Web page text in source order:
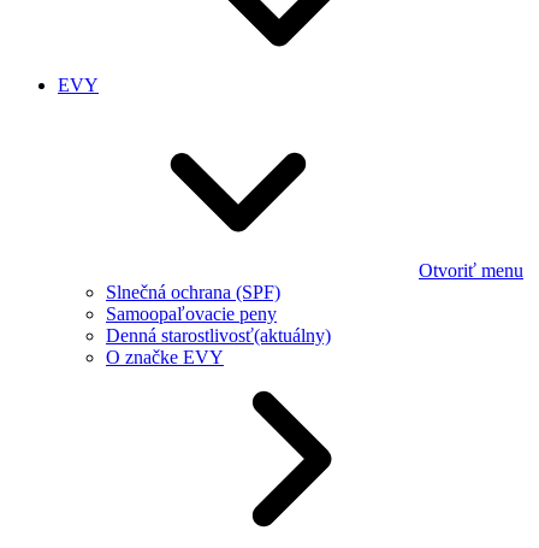
EVY
Otvoriť menu
Slnečná ochrana (SPF)
Samoopaľovacie peny
Denná starostlivosť(aktuálny)
O značke EVY